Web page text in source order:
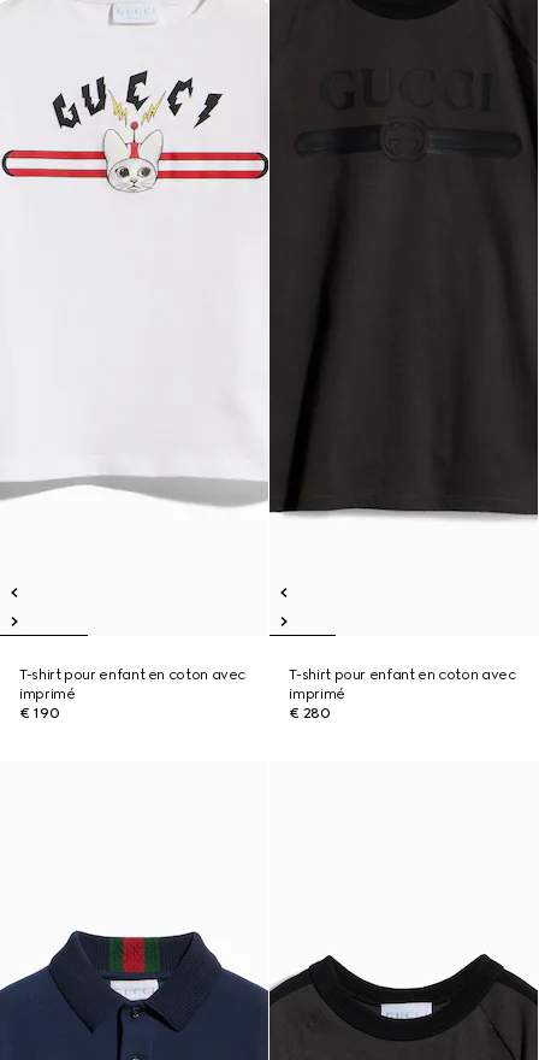
T-shirt pour enfant en coton avec
imprimé
€ 190
T-shirt pour enfant en coton avec
imprimé
€ 280